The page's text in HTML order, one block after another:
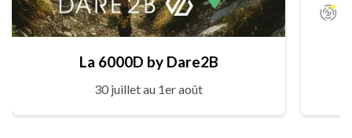
La 6000D by Dare2B
30 juillet au 1er août